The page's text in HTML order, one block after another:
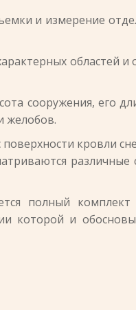
и измерение
областей
сооружения, его
желобов.
кровли
различные
полный
которой и